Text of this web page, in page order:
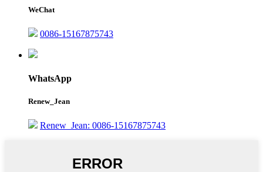
WeChat
0086-15167875743
WhatsApp
Renew_Jean
Renew_Jean: 0086-15167875743